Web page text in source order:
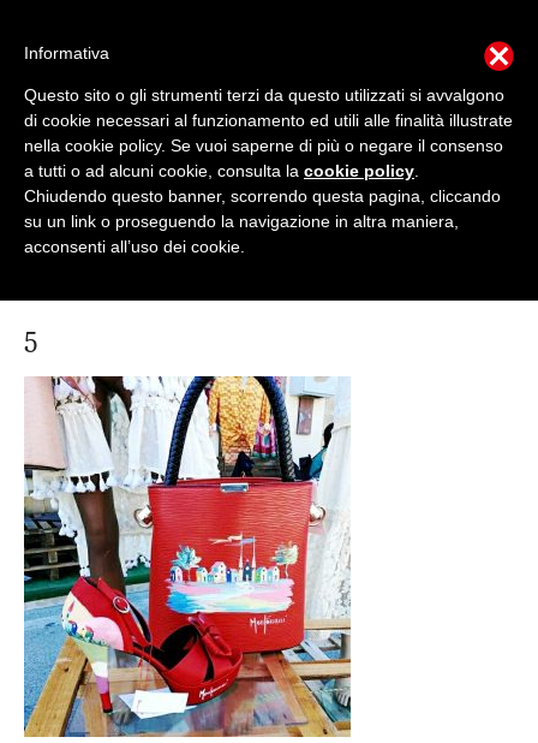
Mondo Italiano nel Mondo
LE INTERVISTE SONO AGLI ITALIANI CHE
RICOPRONO RUOLI ISTITUZIONALI, A QUELLI
CHE RAPPRESENTANO LA SOCIETÀ E A CHI È
UN "COMUNE CITTADINO" ...
5
Informativa
Questo sito o gli strumenti terzi da questo utilizzati si avvalgono
di cookie necessari al funzionamento ed utili alle finalità illustrate
nella cookie policy. Se vuoi saperne di più o negare il consenso
a tutti o ad alcuni cookie, consulta la cookie policy
Chiudendo questo banner, scorrendo questa pagina, cliccando
su un link o proseguendo la navigazione in altra maniera,
acconsenti all’uso dei cookie.